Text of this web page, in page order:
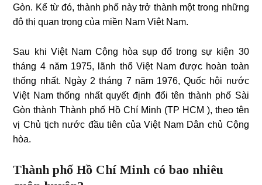
Gòn. Kể từ đó, thành phố này trở thành một trong những
đô thị quan trọng của miền Nam Việt Nam.
Sau khi Việt Nam Cộng hòa sụp đổ trong sự kiện 30
tháng 4 năm 1975, lãnh thổ Việt Nam được hoàn toàn
thống nhất. Ngày 2 tháng 7 năm 1976, Quốc hội nước
Việt Nam thống nhất quyết định đổi tên thành phố Sài
Gòn thành Thành phố Hồ Chí Minh (TP HCM ), theo tên
vị Chủ tịch nước đầu tiên của Việt Nam Dân chủ Cộng
hòa.
Thành phố Hồ Chí Minh có bao nhiêu